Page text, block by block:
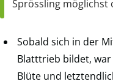
Sprössling möglichst
Sobald sich in der
Blatttrieb bildet,
Blüte und